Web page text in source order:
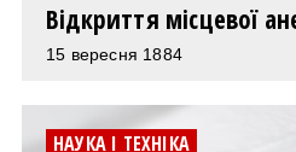
Відкриття місцевої
15 вересня 1884
НАУКА І ТЕХНІКА